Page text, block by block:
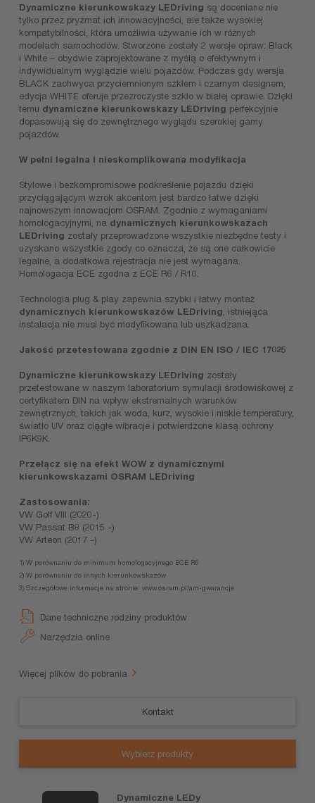
Dynamiczne kierunkowskazy LEDriving są doceniane nie
tylko przez pryzmat ich innowacyjności, ale także wysokiej
kompatybilności, która umożliwia używanie ich w różnych
modelach samochodów. Stworzone zostały 2 wersje opraw: Black
i White – obydwie zaprojektowane z myślą o efektywnym i
indywidualnym wyglądzie wielu pojazdów. Podczas gdy wersja
BLACK zachwyca przyciemnionym szkłem i czarnym designem,
edycja WHITE oferuje przezroczyste szkło w białej oprawie. Dzięki
temu dynamiczne kierunkowskazy LEDriving perfekcyjnie
dopasowują się do zewnętrznego wyglądu szerokiej gamy
pojazdów.
W pełni legalna i nieskomplikowana modyfikacja
Stylowe i bezkompromisowe podkreślenie pojazdu dzięki
przyciągającym wzrok akcentom jest bardzo łatwe dzięki
najnowszym innowacjom OSRAM. Zgodnie z wymaganiami
homologacyjnymi, na dynamicznych kierunkowskazach
LEDriving zostały przeprowadzone wszystkie niezbędne testy i
uzyskano wszystkie zgody co oznacza, że są one całkowicie
legalne, a dodatkowa rejestracja nie jest wymagana.
Homologacja ECE zgodna z ECE R6 / R10.
Technologia plug & play zapewnia szybki i łatwy montaż
dynamicznych kierunkowskazów LEDriving , istniejąca
instalacja nie musi być modyfikowana lub uszkadzana.
Jakość przetestowana zgodnie z DIN EN ISO / IEC 17025
Dynamiczne kierunkowskazy LEDriving zostały
przetestowane w naszym laboratorium symulacji środowiskowej z
certyfikatem DIN na wpływ ekstremalnych warunków
zewnętrznych, takich jak woda, kurz, wysokie i niskie temperatury,
światło UV oraz ciągłe wibracje i potwierdzone klasą ochrony
IP6K9K.
Przełącz się na efekt WOW z dynamicznymi
kierunkowskazami OSRAM LEDriving
Zastosowania:
VW Golf VIII (2020-)
VW Passat B8 (2015 -)
VW Arteon (2017 -)
1) W porównaniu do minimum homologacyjnego ECE R6
2) W porównaniu do innych kierunkowskazów
3) Szczegółowe informacje na stronie: www.osram.pl/am-gwarancje
Dane techniczne rodziny produktów
Narzędzia online
Więcej plików do pobrania
Kontakt
Wybierz produkty
Dynamiczne LEDy